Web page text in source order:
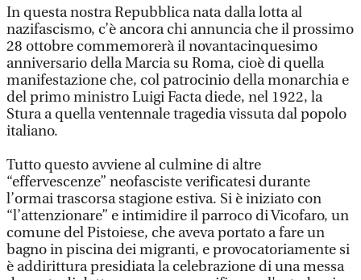
In questa nostra Repubblica nata dalla lotta al
nazifascismo, c’è ancora chi annuncia che il prossimo
28 ottobre commemorerà il novantacinquesimo
anniversario della Marcia su Roma, cioè di quella
manifestazione che, col patrocinio della monarchia e
del primo ministro Luigi Facta diede, nel 1922, la
Stura a quella ventennale tragedia vissuta dal popolo
italiano.
Tutto questo avviene al culmine di altre
“effervescenze” neofasciste verificatesi durante
l’ormai trascorsa stagione estiva. Si è iniziato con
“l’attenzionare” e intimidire il parroco di Vicofaro, un
comune del Pistoiese, che aveva portato a fare un
bagno in piscina dei migranti, e provocatoriamente si
è addirittura presidiata la celebrazione di una messa